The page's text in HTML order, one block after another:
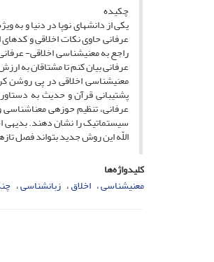
چکیده
یکی از دانش‏های نوپا در دنیا و
عرفانی حاوی نکات اخلاقی و
راجع به معنی‏شناسی اخلاقی-
عرفانی بیان کنم تا مشتاقان به
معنی‏شناسی اخلاقی در پی روشن
پشتیبانی قرآن و حدیث به
عرفانی، تنظیم حوزه‏ی معناشناسی
سیستماتیک را نشان دهند. بدیهی
اللّه این روش جدید بتواند فصل
کلیدواژه‌ها
معنی‏شناسی اخلاق زبانشناسی